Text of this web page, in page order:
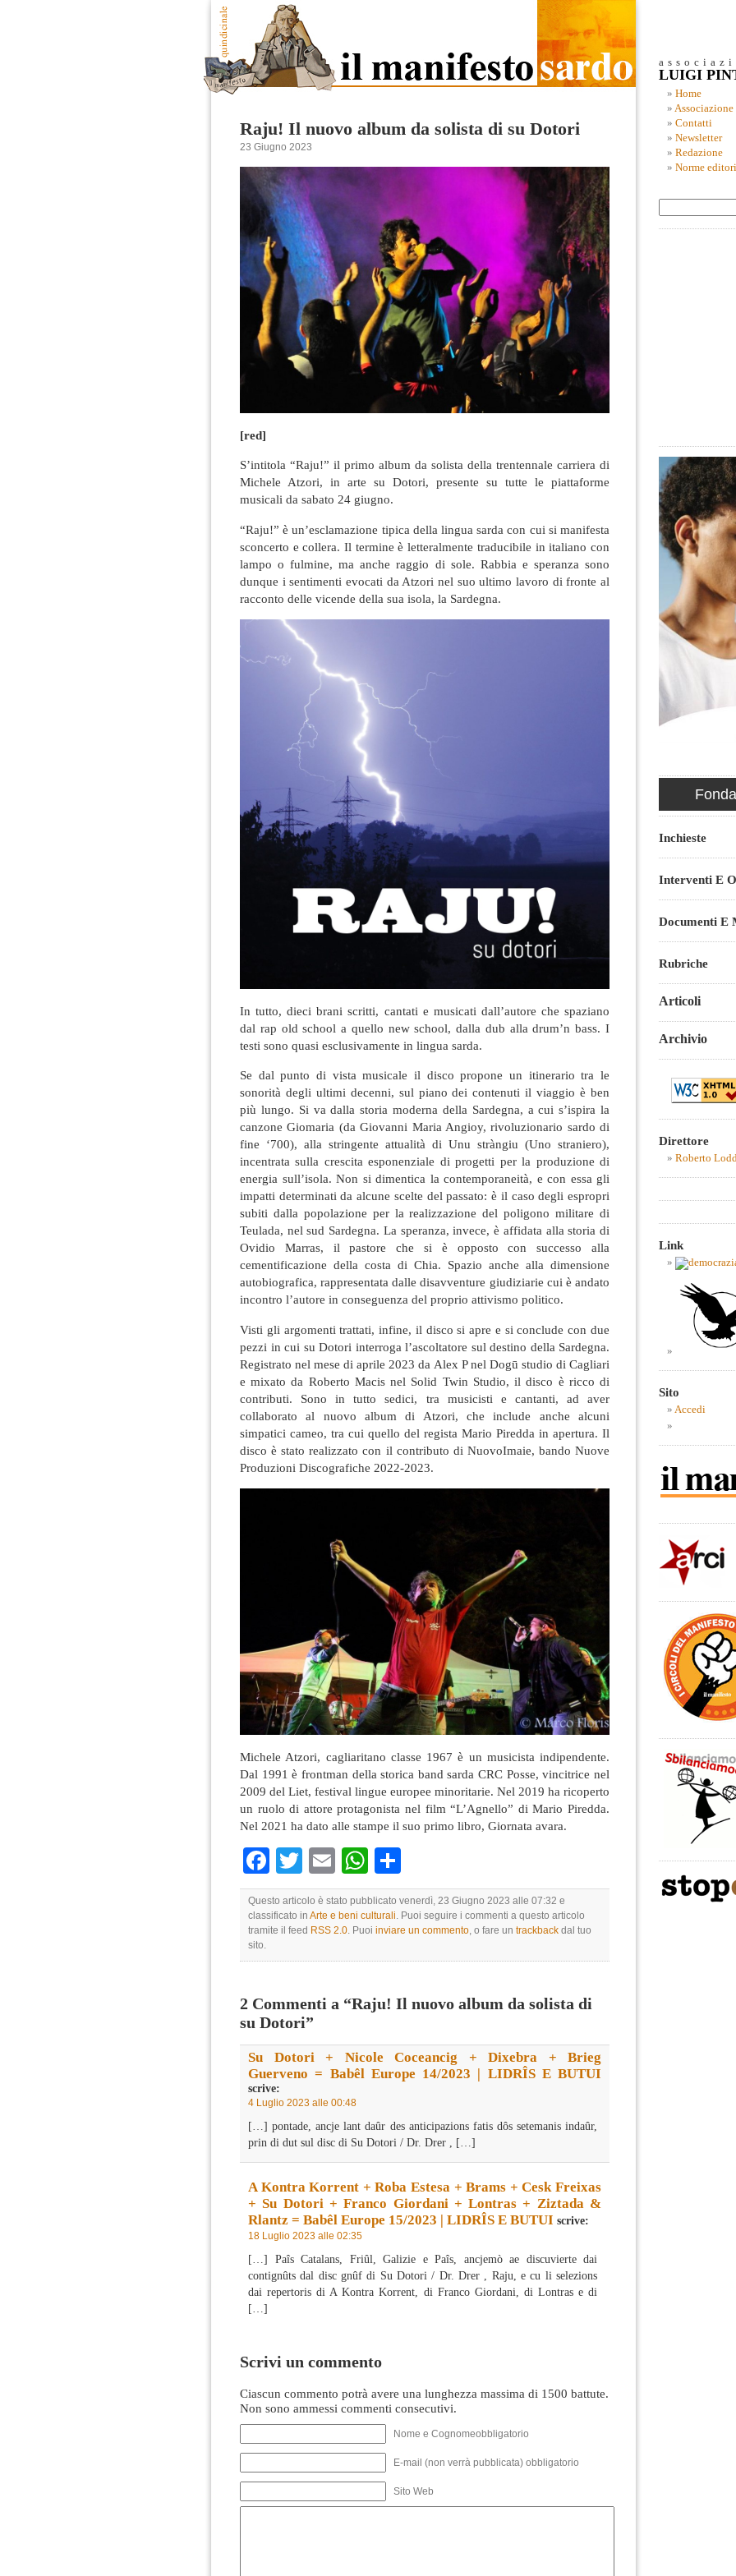
Raju! Il nuovo album da solista di su Dotori
23 Giugno 2023
[red]
S’intitola “Raju!” il primo album da solista della trentennale carriera di
Michele Atzori, in arte su Dotori, presente su tutte le piattaforme
musicali da sabato 24 giugno.
“Raju!” è un’esclamazione tipica della lingua sarda con cui si manifesta
sconcerto e collera. Il termine è letteralmente traducibile in italiano con
lampo o fulmine, ma anche raggio di sole. Rabbia e speranza sono
dunque i sentimenti evocati da Atzori nel suo ultimo lavoro di fronte al
racconto delle vicende della sua isola, la Sardegna.
In tutto, dieci brani scritti, cantati e musicati dall’autore che spaziano
dal rap old school a quello new school, dalla dub alla drum’n bass. I
testi sono quasi esclusivamente in lingua sarda.
Se dal punto di vista musicale il disco propone un itinerario tra le
sonorità degli ultimi decenni, sul piano dei contenuti il viaggio è ben
più lungo. Si va dalla storia moderna della Sardegna, a cui s’ispira la
canzone Giomaria (da Giovanni Maria Angioy, rivoluzionario sardo di
fine ‘700), alla stringente attualità di Unu stràngiu (Uno straniero),
incentrata sulla crescita esponenziale di progetti per la produzione di
energia sull’isola. Non si dimentica la contemporaneità, e con essa gli
impatti determinati da alcune scelte del passato: è il caso degli espropri
subiti dalla popolazione per la realizzazione del poligono militare di
Teulada, nel sud Sardegna. La speranza, invece, è affidata alla storia di
Ovidio Marras, il pastore che si è opposto con successo alla
cementificazione della costa di Chia. Spazio anche alla dimensione
autobiografica, rappresentata dalle disavventure giudiziarie cui è andato
incontro l’autore in conseguenza del proprio attivismo politico.
Visti gli argomenti trattati, infine, il disco si apre e si conclude con due
pezzi in cui su Dotori interroga l’ascoltatore sul destino della Sardegna.
Registrato nel mese di aprile 2023 da Alex P nel Dogū studio di Cagliari
e mixato da Roberto Macis nel Solid Twin Studio, il disco è ricco di
contributi. Sono in tutto sedici, tra musicisti e cantanti, ad aver
collaborato al nuovo album di Atzori, che include anche alcuni
simpatici cameo, tra cui quello del regista Mario Piredda in apertura. Il
disco è stato realizzato con il contributo di NuovoImaie, bando Nuove
Produzioni Discografiche 2022-2023.
Michele Atzori, cagliaritano classe 1967 è un musicista indipendente.
Dal 1991 è frontman della storica band sarda CRC Posse, vincitrice nel
2009 del Liet, festival lingue europee minoritarie. Nel 2019 ha ricoperto
un ruolo di attore protagonista nel film “L’Agnello” di Mario Piredda.
Nel 2021 ha dato alle stampe il suo primo libro, Giornata avara.
Facebook
Twitter
EmailWhatsApp
Questo articolo è stato pubblicato venerdì, 23 Giugno 2023 alle 07:32 e
classificato in Arte e beni culturali . Puoi seguire i commenti a questo articolo
tramite il feed RSS 2.0 . Puoi inviare un commento , o fare un trackback dal tuo
sito.
2 Commenti a “Raju! Il nuovo album da solista di
su Dotori”
Su Dotori + Nicole Coceancig + Dixebra + Brieg
Guerveno = Babêl Europe 14/2023 | LIDRÎS E BUTUI
scrive:
4 Luglio 2023 alle 00:48
[…] pontade, ancje lant daûr des anticipazions fatis dôs setemanis indaûr,
prin di dut sul disc di Su Dotori / Dr. Drer , […]
A Kontra Korrent + Roba Estesa + Brams + Cesk Freixas
+ Su Dotori + Franco Giordani + Lontras + Ziztada &
Rlantz = Babêl Europe 15/2023 | LIDRÎS E BUTUI scrive:
18 Luglio 2023 alle 02:35
[…] Paîs Catalans, Friûl, Galizie e Paîs, ancjemò ae discuvierte dai
contignûts dal disc gnûf di Su Dotori / Dr. Drer , Raju, e cu li selezions
dai repertoris di A Kontra Korrent, di Franco Giordani, di Lontras e di
[…]
Scrivi un commento
Ciascun commento potrà avere una lunghezza massima di 1500 battute.
Non sono ammessi commenti consecutivi.
Nome e Cognomeobbligatorio
E-mail (non verrà pubblicata) obbligatorio
Sito Web
LUIGI
Home
Associazione
Contatti
Newsletter
Redazione
Norme
Inchieste
Interventi E
Documenti E
Rubriche
Articoli
Archivio
Direttore
Roberto
Link
Sito
Accedi